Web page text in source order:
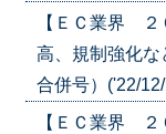
【ＥＣ業界
高、規制強化な
合併号）('22/
【ＥＣ業界